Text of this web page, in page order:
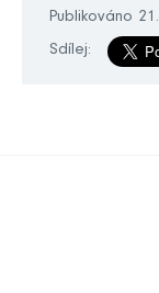
Publikováno
Sdílej: